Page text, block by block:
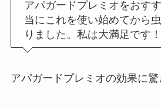
アパガードプレミオをおす
当にこれを使い始めてから
りました。私は大満足です！
アパガードプレミオの効果に驚